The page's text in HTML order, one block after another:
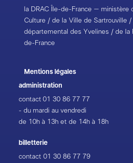
la DRAC Île-de-France – ministère
Culture / de la Ville de Sartrouville /
départemental des Yvelines / de la
de-France
Mentions légales
administration
contact01 30 86 77 77
- du mardi au vendredi
de 10h à 13h et de 14h à 18h
billetterie
contact01 30 86 77 79